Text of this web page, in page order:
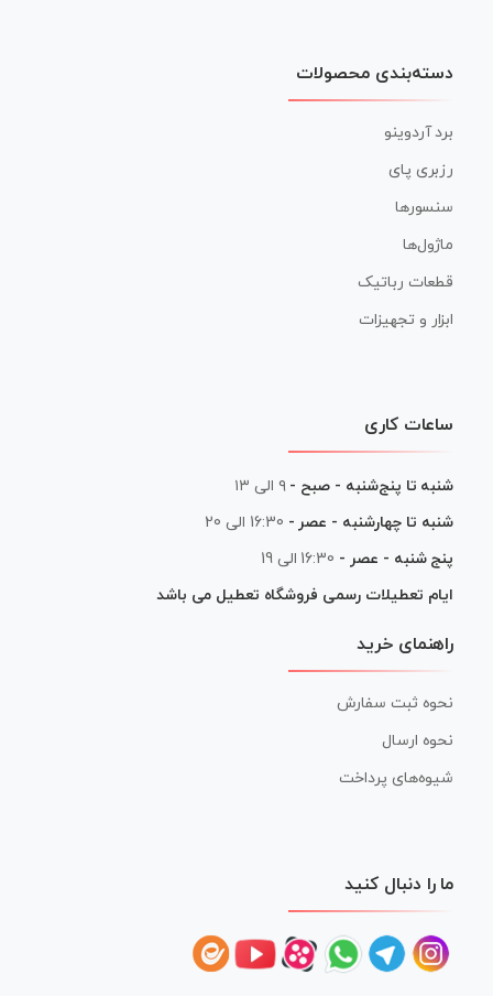
دسته‌بندی محصولات
برد آردوینو
رزبری پای
سنسورها
ماژول‌ها
قطعات رباتیک
ابزار و تجهیزات
ساعات کاری
شنبه تا پنج‌شنبه - صبح - ۹ الی ۱۳
شنبه تا چهارشنبه - عصر - 16:30 الی 20
پنج شنبه - عصر - 16:30 الی 19
ایام تعطیلات رسمی فروشگاه تعطیل می باشد
راهنمای خرید
نحوه ثبت سفارش
نحوه ارسال
شیوه‌های پرداخت
ما را دنبال کنید